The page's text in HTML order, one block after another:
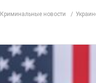
Криминальные новости